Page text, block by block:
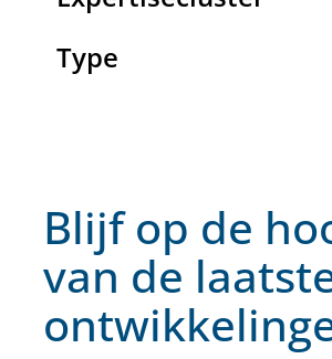
Type
Blijf op de
van de